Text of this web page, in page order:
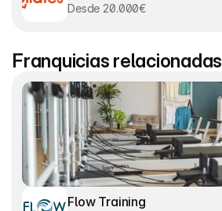
Desde 20.000€
Franquicias relacionadas
Flow Training